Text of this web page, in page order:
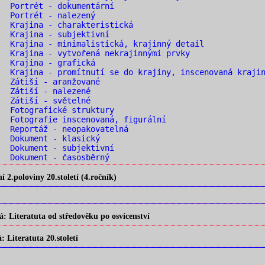
Portrét - dokumentární
Portrét - nalezený
Krajina - charakteristická
Krajina - subjektivní
... Krajina - minimalistická, krajinný detail
Krajina - vytvořená nekrajinnými prvky
Krajina - grafická
Krajina - promítnutí se do krajiny, inscenovaná
Zátiší - aranžované
Zátiší - nalezené
Zátiší - světelné
Fotografické struktury
Fotografie inscenovaná, figurální
Reportáž - neopakovatelná
Dokument - klasický
Dokument - subjektivní
Dokument - časosběrný
2.poloviny 20.století (4.ročník)
Literatuta od středověku po osvícenství
Literatuta 20.století